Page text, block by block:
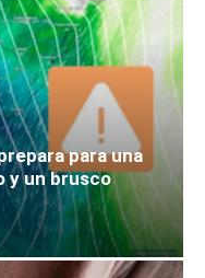
para una
y un brusco